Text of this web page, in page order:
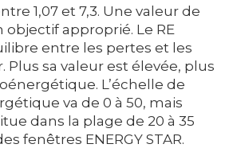
1,07 et 7,3. Une valeur de
objectif approprié. Le RE
entre les pertes et les
Plus sa valeur est élevée, plus
L’échelle de
va de 0 à 50, mais
dans la plage de 20 à 35
fenêtres ENERGY STAR.